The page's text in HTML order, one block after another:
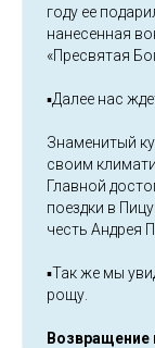
году ее
нанесенная
«Пресвятая
▪️Далее нас
Знаменитый
своим
Главной
поездки в
честь Андрея
▪️Так же мы
рощу.
Возвращение